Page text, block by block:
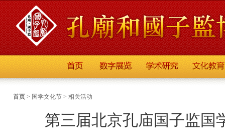
首页 > 国学文化节 > 相关活动
第三届北京孔庙国子监国